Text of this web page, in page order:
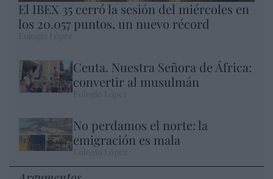
El IBEX 35 cerró la sesión del miércoles en
los 20.057 puntos, un nuevo récord
Ceuta. Nuestra Señora de África:
convertir al musulmán
No perdamos el norte: la
emigración es mala